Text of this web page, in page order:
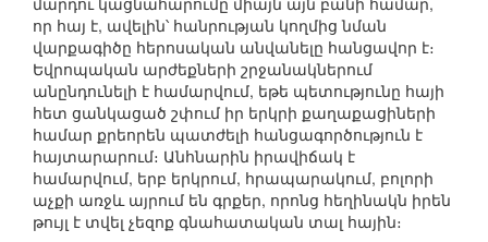
որ հայ է, ավելին՝ հանրության կողմից նման
վարքագիծը հերոսական անվանելը հանցավոր է։
Եվրոպական արժեքների շրջանակներում
անընդունելի է համարվում, եթե պետությունը հայի
հետ ցանկացած շփում իր երկրի քաղաքացիների
համար քրեորեն պատժելի հանցագործություն է
հայտարարում։ Անհնարին իրավիճակ է
համարվում, երբ երկրում, հրապարակում, բոլորի
աչքի առջև այրում են գրքեր, որոնց հեղինակն իրեն
թույլ է տվել չեզոք գնահատական տալ հային։